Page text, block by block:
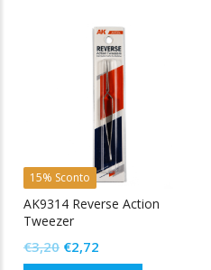
€3,20.€2,72.
15% Sconto
AK9314 Reverse Action
Tweezer
€3,20 Il
€2,72